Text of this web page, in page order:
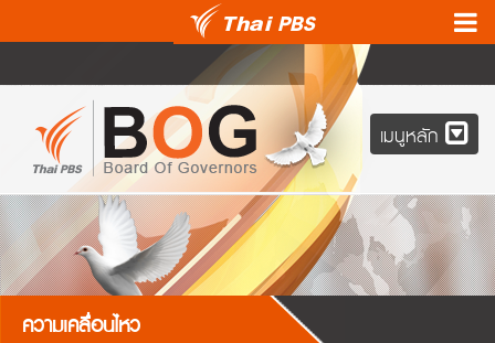
เมนูหลัก
ความเคลื่อนไหว